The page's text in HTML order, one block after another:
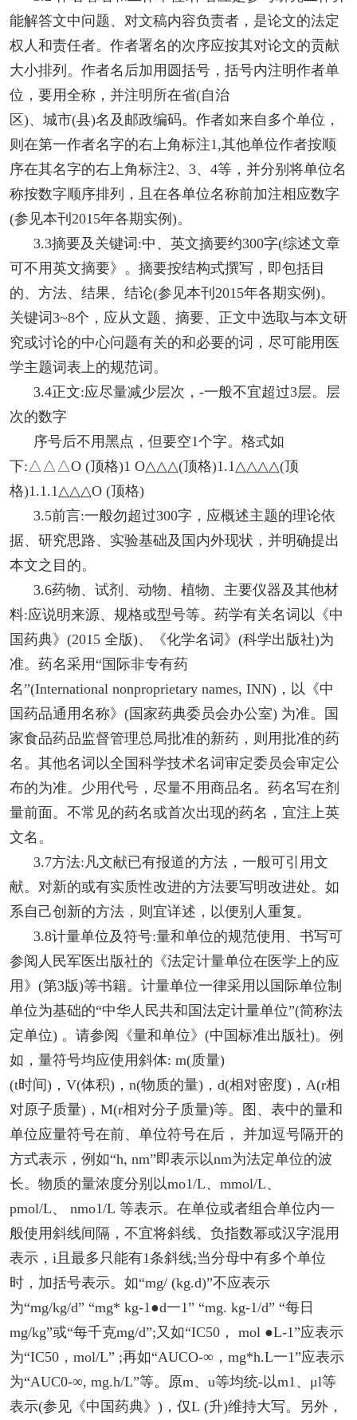
能解答文中问题、对文稿内容负责者，是论文的法定
权人和责任者。作者署名的次序应按其对论文的贡献
大小排列。作者名后加用圆括号，括号内注明作者单
位，要用全称，并注明所在省(自治
区)、城市(县)名及邮政编码。作者如来自多个单位，
则在第一作者名字的右上角标注1,其他单位作者按顺
序在其名字的右上角标注2、3、4等，并分别将单位名
称按数字顺序排列，且在各单位名称前加注相应数字
(参见本刊2015年各期实例)。
3.3摘要及关键词:中、英文摘要约300字(综述文章
可不用英文摘要》。摘要按结构式撰写，即包括目
的、方法、结果、结论(参见本刊2015年各期实例)。
关键词3~8个，应从文题、摘要、正文中选取与本文研
究或讨论的中心问题有关的和必要的词，尽可能用医
学主题词表上的规范词。
3.4正文:应尽量减少层次，-一般不宜超过3层。层
次的数字
序号后不用黑点，但要空1个字。格式如
下:△△△O (顶格)1 O△△△(顶格)1.1△△△△(顶
格)1.1.1△△△O (顶格)
3.5前言:一般勿超过300字，应概述主题的理论依
据、研究思路、实验基础及国内外现状，并明确提出
本文之目的。
3.6药物、试剂、动物、植物、主要仪器及其他材
料:应说明来源、规格或型号等。药学有关名词以《中
国药典》(2015 全版)、《化学名词》(科学出版社)为
准。药名采用“国际非专有药
名”(International nonproprietary names, INN)，以《中
国药品通用名称》(国家药典委员会办公室) 为准。国
家食品药品监督管理总局批准的新药，则用批准的药
名。其他名词以全国科学技术名词审定委员会审定公
布的为准。少用代号，尽量不用商品名。药名写在剂
量前面。不常见的药名或首次出现的药名，宜注上英
文名。
3.7方法:凡文献已有报道的方法，一般可引用文
献。对新的或有实质性改进的方法要写明改进处。如
系自己创新的方法，则宜详述，以便别人重复。
3.8计量单位及符号:量和单位的规范使用、书写可
参阅人民军医出版社的《法定计量单位在医学上的应
用》(第3版)等书籍。计量单位一律采用以国际单位制
单位为基础的“中华人民共和国法定计量单位”(简称法
定单位) 。请参阅《量和单位》(中国标准出版社)。例
如，量符号均应使用斜体: m(质量)
(t时间)，V(体积)，n(物质的量)，d(相对密度)，A(r相
对原子质量)，M(r相对分子质量)等。图、表中的量和
单位应量符号在前、单位符号在后， 并加逗号隔开的
方式表示，例如“h, nm”即表示以nm为法定单位的波
长。物质的量浓度分别以mo1/L、mmol/L、
pmol/L、 nmo1/L 等表示。在单位或者组合单位内一
般使用斜线间隔，不宜将斜线、负指数幂或汉字混用
表示，i且最多只能有1条斜线;当分母中有多个单位
时，加括号表示。如“mg/ (kg.d)”不应表示
为“mg/kg/d” “mg* kg-1●d一1” “mg. kg-1/d” “每日
mg/kg”或“每千克mg/d”;又如“IC50， mol ●L-1”应表示
为“IC50，mol/L” ;再如“AUCO-∞，mg*h.L一1”应表示
为“AUC0-∞, mg.h/L”等。原m、u等均统-以m1、μl等
表示(参见《中国药典》)，仅L (升)维持大写。另外，